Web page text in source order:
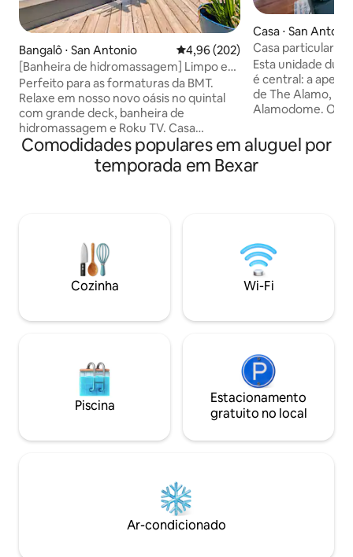
Bangalô ⋅ San Antonio 4,96 de uma avaliação média de
4,96 (202)
[Banheira de hidromassagem] Limpo e
aconchegante, perto de Ft Sam
Perfeito para as formaturas da BMT.
Relaxe em nosso novo oásis no quintal
com grande deck, banheira de
hidromassagem e Roku TV. Casa
charmosa dos anos 50 em estilo
Craftsman com quintal fechado +
estacionamento, perto do centro da
pessoalmente garantimos uma estadia
de qualidade para nossos hóspedes. The
Alamo/Riverwalk/Downtown - 2,7 milhas
Alamodome - 1,2 milhas Frost Bank Ctr /
quilômetros Lackland AFB - 18,8
Casa ⋅ San
Casa particular
estimação perto
Antonio
Esta unidade
é central: a
de The Alamo,
Alamodome. O
minutos de
cervejarias,
espaço tem
Lavadora/
estacionamento
Aproveite os
totalmente
Comodidades populares em aluguel por
temporada em Bexar
Cozinha Wi-Fi
Piscina
Estacionamento
gratuito no local
Ar-condicionado